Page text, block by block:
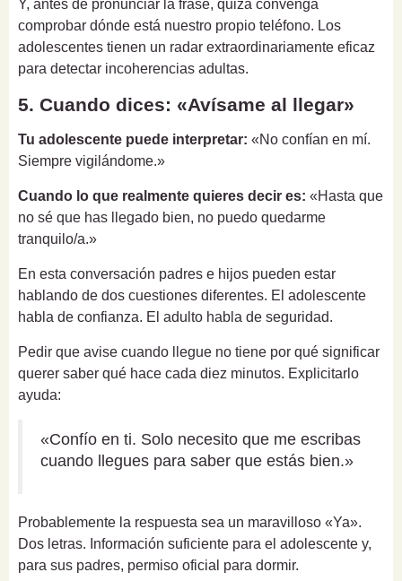
Y, antes de pronunciar la frase, quizá convenga
comprobar dónde está nuestro propio teléfono. Los
adolescentes tienen un radar extraordinariamente eficaz
para detectar incoherencias adultas.
5. Cuando dices: «Avísame al llegar»
Tu adolescente puede interpretar: «No confían en mí.
Siempre vigilándome.»
Cuando lo que realmente quieres decir es: «Hasta que
no sé que has llegado bien, no puedo quedarme
tranquilo/a.»
En esta conversación padres e hijos pueden estar
hablando de dos cuestiones diferentes. El adolescente
habla de confianza. El adulto habla de seguridad.
Pedir que avise cuando llegue no tiene por qué significar
querer saber qué hace cada diez minutos. Explicitarlo
ayuda:
«Confío en ti. Solo necesito que me escribas
cuando llegues para saber que estás bien.»
Probablemente la respuesta sea un maravilloso «Ya».
Dos letras. Información suficiente para el adolescente y,
para sus padres, permiso oficial para dormir.